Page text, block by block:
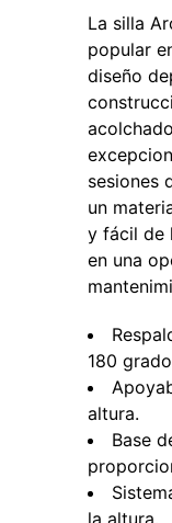
La silla
popular
diseño
sesiones
un
y fácil de
en una
180
altura.
Base
la altura.